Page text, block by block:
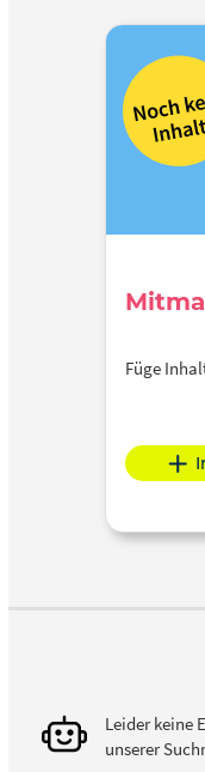
Füge
Leider keine
unserer